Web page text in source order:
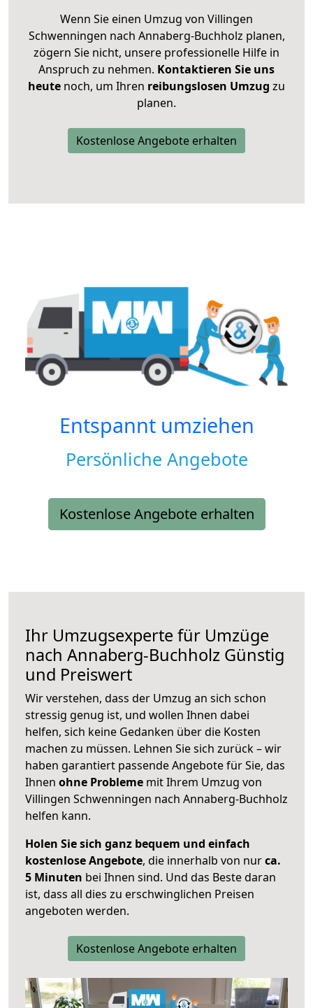
Wenn Sie einen Umzug von Villingen
Schwenningen nach Annaberg-Buchholz planen,
zögern Sie nicht, unsere professionelle Hilfe in
Anspruch zu nehmen. Kontaktieren Sie uns
heute noch, um Ihren reibungslosen Umzug zu
planen.
Kostenlose Angebote erhalten
Entspannt umziehen
Persönliche Angebote
Kostenlose Angebote erhalten
Ihr Umzugsexperte für Umzüge
nach Annaberg-Buchholz Günstig
und Preiswert
Wir verstehen, dass der Umzug an sich schon
stressig genug ist, und wollen Ihnen dabei
helfen, sich keine Gedanken über die Kosten
machen zu müssen. Lehnen Sie sich zurück – wir
haben garantiert passende Angebote für Sie, das
Ihnen ohne Probleme mit Ihrem Umzug von
Villingen Schwenningen nach Annaberg-Buchholz
helfen kann.
Holen Sie sich ganz bequem und einfach
kostenlose Angebote, die innerhalb von nurca.
5 Minuten bei Ihnen sind. Und das Beste daran
ist, dass all dies zu erschwinglichen Preisen
angeboten werden.
Kostenlose Angebote erhalten